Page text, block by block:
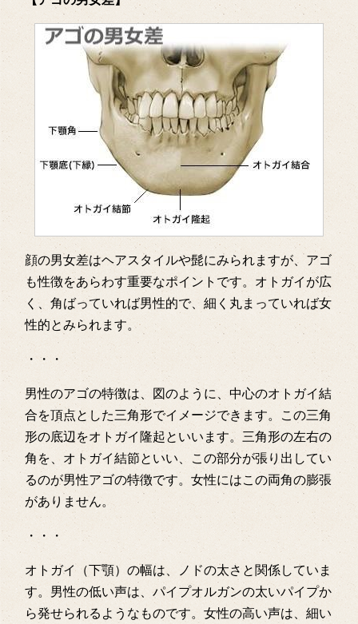
顔の男女差はヘアスタイルや髭にみられますが、アゴ
も性徴をあらわす重要なポイントです。オトガイが広
く、角ばっていれば男性的で、細く丸まっていれば女
性的とみられます。
・・・
男性のアゴの特徴は、図のように、中心のオトガイ結
合を頂点とした三角形でイメージできます。この三角
形の底辺をオトガイ隆起といいます。三角形の左右の
角を、オトガイ結節といい、この部分が張り出してい
るのが男性アゴの特徴です。女性にはこの両角の膨張
がありません。
・・・
オトガイ（下顎）の幅は、ノドの太さと関係していま
す。男性の低い声は、パイプオルガンの太いパイプか
ら発せられるようなものです。女性の高い声は、細い